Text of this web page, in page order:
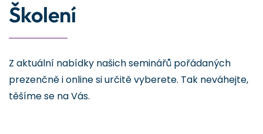
Školení
Z aktuální nabídky našich seminářů pořádaných
prezenčně i online si určitě vyberete. Tak neváhejte,
těšíme se na Vás.